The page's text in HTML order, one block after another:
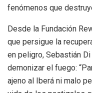
fenómenos que
Desde la Fundación
que persigue la
en peligro, Sebastián
demonizar el fuego:
ajeno al Iberá ni malo